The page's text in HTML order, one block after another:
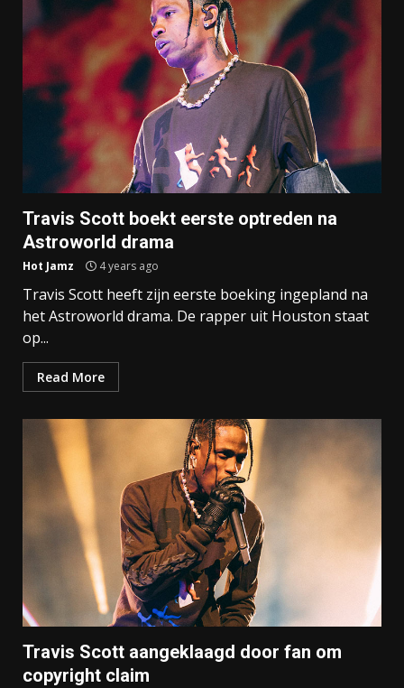
Travis Scott boekt eerste optreden na
Astroworld drama
Hot Jamz 4 years ago
Travis Scott heeft zijn eerste boeking ingepland na
het Astroworld drama. De rapper uit Houston staat
op...
Read More
Travis Scott aangeklaagd door fan om
copyright claim